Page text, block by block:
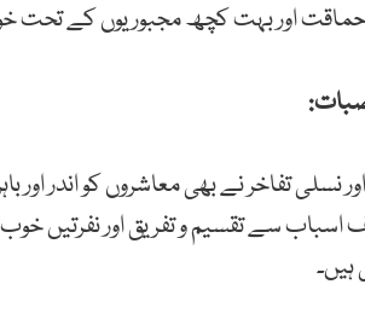
اور بہت کچھ مجبوریوں کے تحت
نسلی تفاخر نے بھی معاشروں کو اندر اور
اسباب سے تقسیم و تفریق اور نفرتیں
ہیں۔